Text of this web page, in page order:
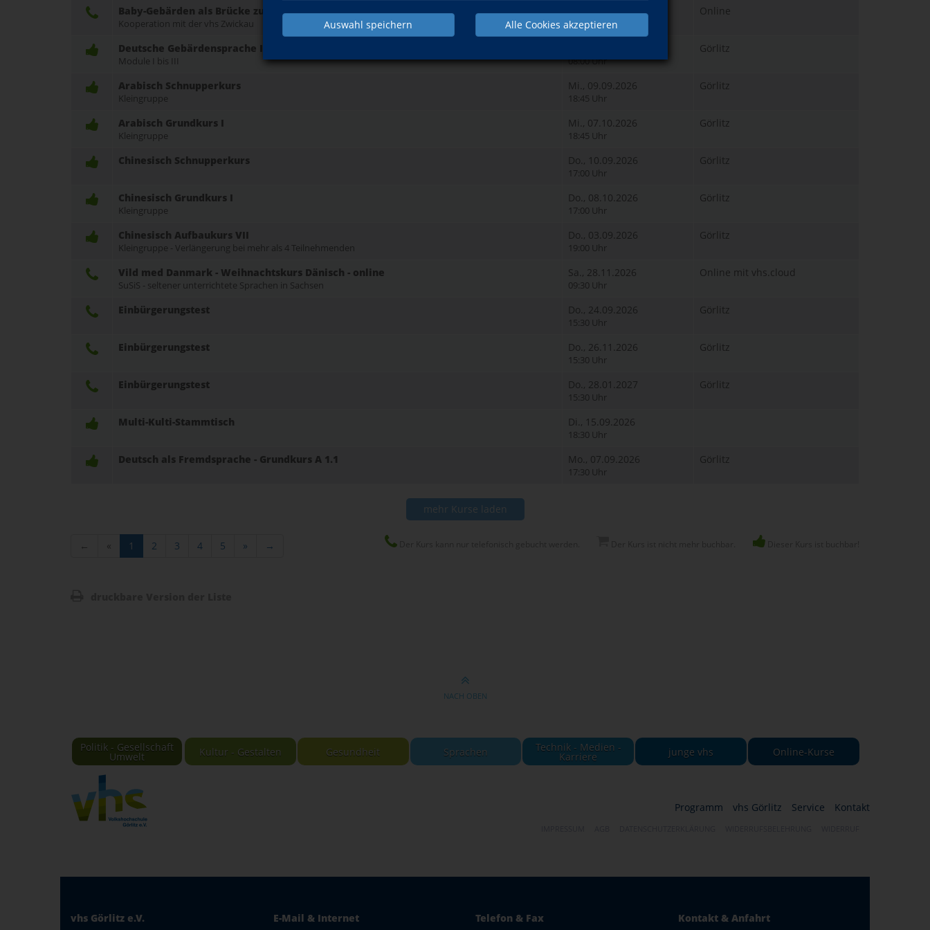
Auswahl speichern Alle Cookies akzeptieren
Baby-Gebärden als Brücke zur Kommunikation - online
Kooperation mit der vhs Zwickau
Mo., 19.10.2026
19:00 Uhr
Online
Deutsche Gebärdensprache Intensiv
Module I bis III 08:00 Uhr
Görlitz
Arabisch Schnupperkurs
Kleingruppe
Mi., 09.09.2026
18:45 Uhr
Görlitz
Arabisch Grundkurs I
Kleingruppe
Mi., 07.10.2026
18:45 Uhr
Görlitz
Chinesisch Schnupperkurs Do., 10.09.2026
17:00 Uhr
Görlitz
Chinesisch Grundkurs I
Kleingruppe
Do., 08.10.2026
17:00 Uhr
Görlitz
Chinesisch Aufbaukurs VII
Kleingruppe - Verlängerung bei mehr als 4 Teilnehmenden
Do., 03.09.2026
19:00 Uhr
Görlitz
Vild med Danmark - Weihnachtskurs Dänisch - online
SuSiS - seltener unterrichtete Sprachen in Sachsen
Sa., 28.11.2026
09:30 Uhr
Online mit vhs.cloud
Einbürgerungstest Do., 24.09.2026
15:30 Uhr
Görlitz
Einbürgerungstest Do., 26.11.2026
15:30 Uhr
Görlitz
Einbürgerungstest Do., 28.01.2027
15:30 Uhr
Görlitz
Multi-Kulti-Stammtisch Di., 15.09.2026
18:30 Uhr
Deutsch als Fremdsprache - Grundkurs A 1.1 Mo., 07.09.2026
17:30 Uhr
Görlitz
mehr Kurse laden
← « 1 2 3 4 5 » →
NACH OBEN
Politik - Gesellschaft
Umwelt Kultur - Gestalten Gesundheit Sprachen Technik - Medien -
Karriere junge vhs Online-Kurse
Programm vhs Görlitz Service Kontakt
vhs Görlitz e.V. E-Mail & Internet Telefon & Fax Kontakt & Anfahrt